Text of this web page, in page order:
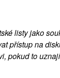
listy jako
přístup na
pokud to